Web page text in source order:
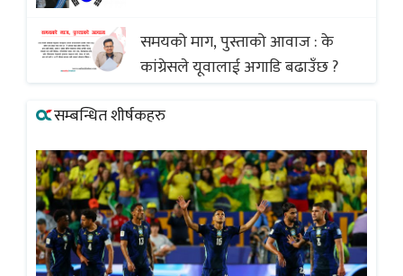
समयको माग, पुस्ताको आवाज : के
कांग्रेसले यूवालाई अगाडि बढाउँछ ?
सम्बन्धित शीर्षकहरु